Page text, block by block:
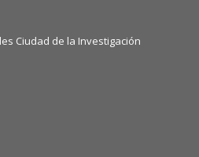
Ciudad de la Investigación